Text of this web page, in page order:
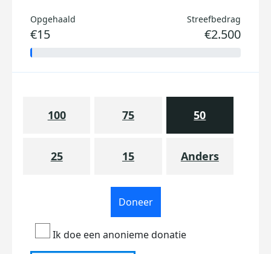
Opgehaald
€15
Streefbedrag
€2.500
100 75 50
25 15 Anders
Doneer
Ik doe een anonieme donatie